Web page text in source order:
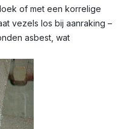
of met een korrelige
vezels los bij aanraking –
asbest, wat